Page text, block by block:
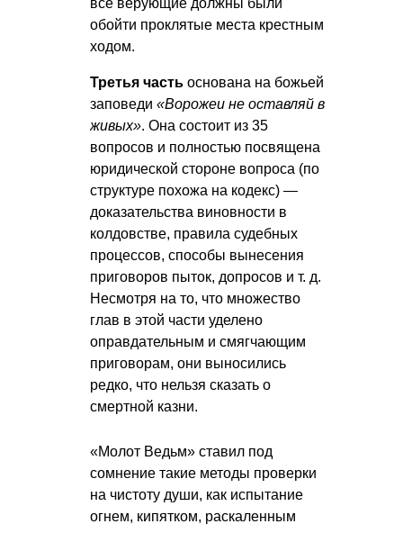
обойти проклятые места крестным
ходом.
Третья часть основана на божьей
заповеди «Ворожеи не оставляй в
живых». Она состоит из 35
вопросов и полностью посвящена
юридической стороне вопроса (по
структуре похожа на кодекс) —
доказательства виновности в
колдовстве, правила судебных
процессов, способы вынесения
приговоров пыток, допросов и т. д.
Несмотря на то, что множество
глав в этой части уделено
оправдательным и смягчающим
приговорам, они выносились
редко, что нельзя сказать о
смертной казни.
«Молот Ведьм» ставил под
сомнение такие методы проверки
на чистоту души, как испытание
огнем, кипятком, раскаленным